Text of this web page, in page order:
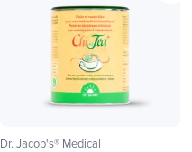
Dr. Jacob's® Medical